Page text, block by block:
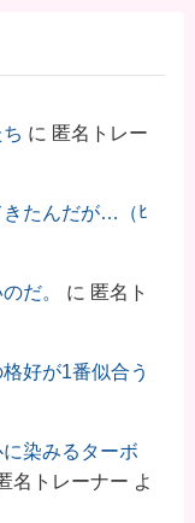
に 匿名トレー
きたんだが…（ﾋ
だ。 に 匿名ト
好が1番似合う
染みるターボ
名トレーナー よ